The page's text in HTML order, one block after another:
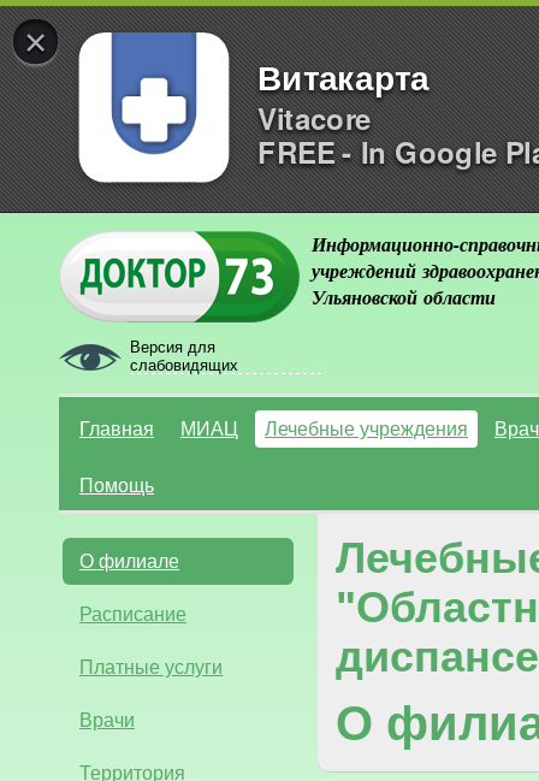
×
Витакарта
Vitacore
FREE - In Google
Версия для
слабовидящих
Информационно-
учреждений
Ульяновской области
Главная МИАЦ Лечебные учреждения
Помощь
О филиале
Расписание
Платные услуги
Врачи
Территория
О